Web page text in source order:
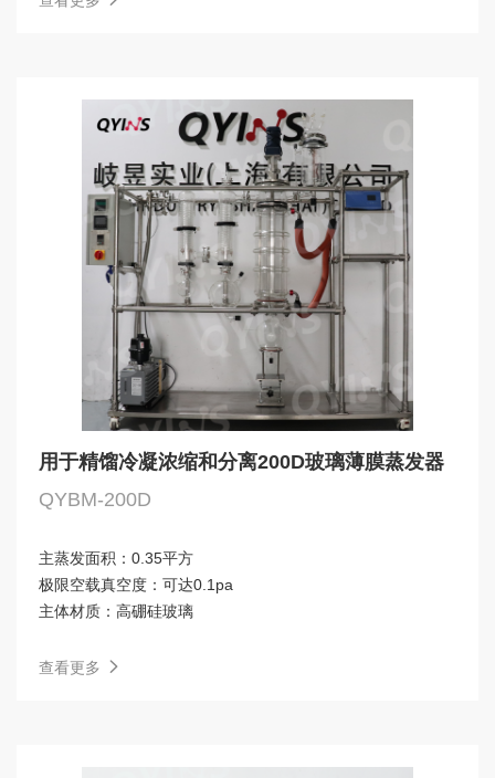
用于精馏冷凝浓缩和分离200D玻璃薄膜蒸发器
QYBM-200D
主蒸发面积： 0.35平方
极限空载真空度： 可达0.1pa
主体材质： 高硼硅玻璃
查看更多